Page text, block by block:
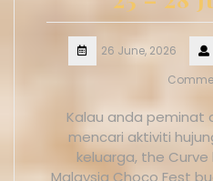
26 June, 2026
Kalau anda peminat
mencari aktiviti
keluarga, the Curve
Malaysia Choco Fest